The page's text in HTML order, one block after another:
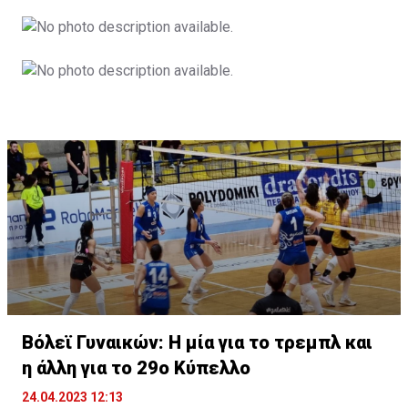
Βόλεϊ Γυναικών: Η μία για το τρεμπλ και
η άλλη για το 29ο Κύπελλο
24.04.2023 12:13